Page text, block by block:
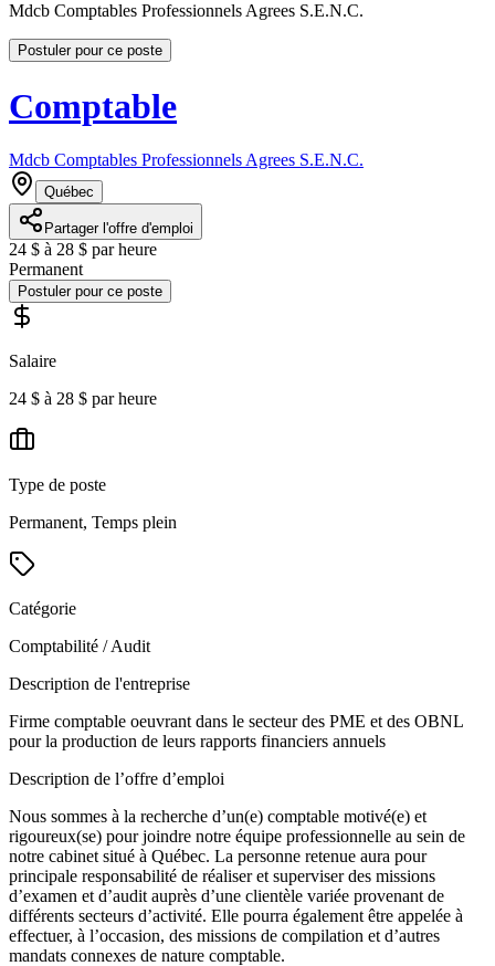
Mdcb Comptables Professionnels Agrees S.E.N.C.
Postuler pour ce poste
Comptable
Mdcb Comptables Professionnels Agrees S.E.N.C.
Québec
Partager l'offre d'emploi
24 $ à 28 $ par heure
Permanent
Postuler pour ce poste
Salaire
24 $ à 28 $ par heure
Type de poste
Permanent, Temps plein
Catégorie
Comptabilité / Audit
Description de l'entreprise
Firme comptable oeuvrant dans le secteur des PME et des OBNL
pour la production de leurs rapports financiers annuels
Description de l’offre d’emploi
Nous sommes à la recherche d’un(e) comptable motivé(e) et
rigoureux(se) pour joindre notre équipe professionnelle au sein de
notre cabinet situé à Québec. La personne retenue aura pour
principale responsabilité de réaliser et superviser des missions
d’examen et d’audit auprès d’une clientèle variée provenant de
différents secteurs d’activité. Elle pourra également être appelée à
effectuer, à l’occasion, des missions de compilation et d’autres
mandats connexes de nature comptable.